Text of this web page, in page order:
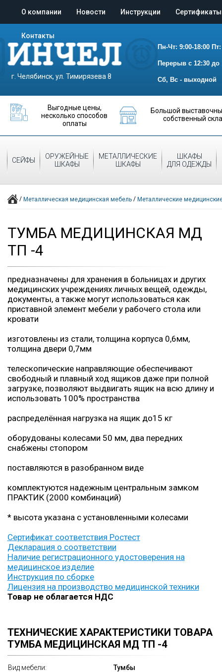
О компании Новости Инструкции Сертификаты
Контакты
г. Челябинск, ул. Тимирязева 8
Пн-Чт: 9:00-18:00
Перерыв с 12:30 до
Сб, Вс - выходной
Выгодные цены,
несколько способов
оплаты
Большой
собственный
СЕЙФЫ
ОРУЖЕЙНЫЕ
ШКАФЫ
МЕТАЛЛИЧЕСКИЕ
ШКАФЫ
ШКАФЫ
ДЛЯ ОДЕЖДЫ
/ Металлическая медицинская мебель/ Металлические
ТУМБА МЕДИЦИНСКАЯ МД
ТП -4
предназначены для хранения в больницах и других
медицинских учреждениях личных вещей, одежды,
документы, а также могут использоваться как
приставной элемент мебели у рабочего стола или
кровати
изготовлены из стали, толщина корпуса 0,6мм,
толщина двери 0,7мм
телескопические направляющие обеспечивают
свободный и плавный ход ящиков даже при полной
загрузке, позволяют выдвигать ящик на всю длину и
использовать 100% пространства
распределённая нагрузка на ящик до15 кг
оборудованы колесами 50 мм, два передних
снабжены стопором
поставляются в разобранном виде
комплектуются надежным центральным замком
ПРАКТИК (2000 комбинаций)
* высота указана с установленными колесами
Сертификат соответствия Ростест
Декларация о соответствии
Наличие регистрационного удостоверения на
медицинское изделие
Инструкция по сборке
Лицензия на производство медицинской техники
Товар не облагается НДС
ТЕХНИЧЕСКИЕ ХАРАКТЕРИСТИКИ ТОВАРА
ТУМБА МЕДИЦИНСКАЯ МД ТП -4
Вид мебели:
Тумбы